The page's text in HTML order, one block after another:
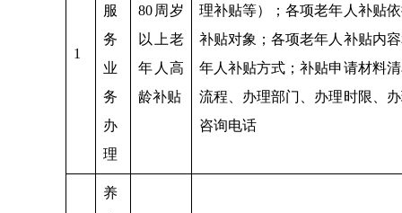
1
服
务
业
务
办
理
80周岁
以上老
年人高
龄补贴
理补贴等）；各项老年人补贴
补贴对象；各项老年人补贴内
年人补贴方式；补贴申请材料
流程、办理部门、办理时限、
咨询电话
养